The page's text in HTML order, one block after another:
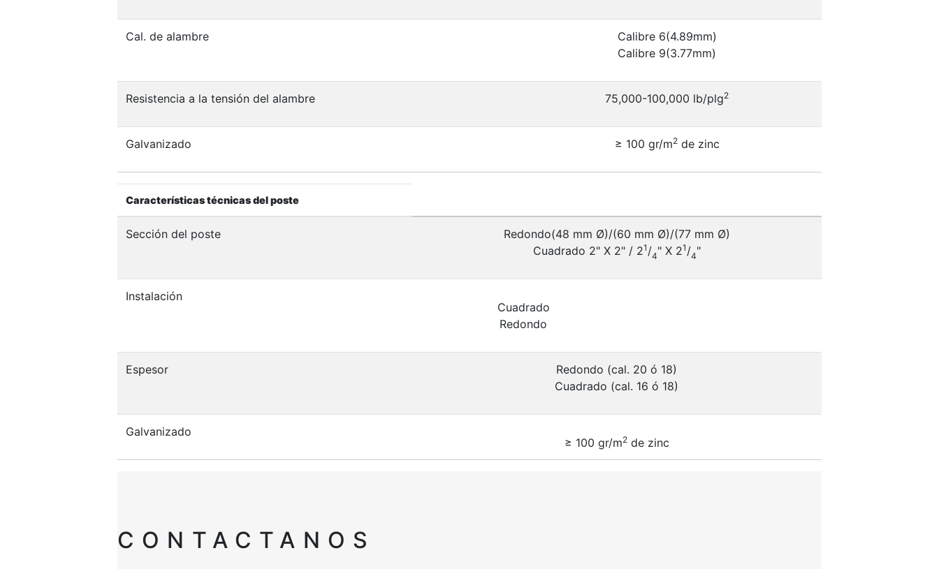
Cal. de alambre
Calibre 6(4.89mm)
Calibre 9(3.77mm)
Resistencia a la tensión del alambre 75,000-100,000 lb/plg2
Galvanizado ≥ 100 gr/m2de zinc
Características técnicas del poste
Sección del poste
Redondo(48 mm Ø)/(60 mm Ø)/(77 mm Ø)
Cuadrado 2" X 2" / 21 /4" X 21 /4"
Instalación
Cuadrado
Redondo
Espesor
Redondo (cal. 20 ó 18)
Cuadrado (cal. 16 ó 18)
Galvanizado
≥ 100 gr/m2de zinc
CONTACTANOS